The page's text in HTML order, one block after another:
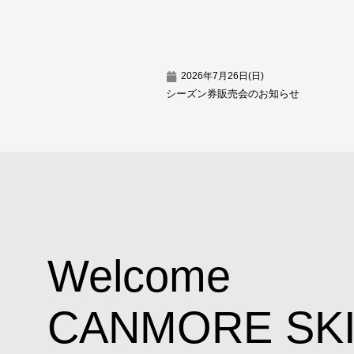
2026年7月26日(日)
シーズン券販売会のお知らせ
Welcome
CANMORE